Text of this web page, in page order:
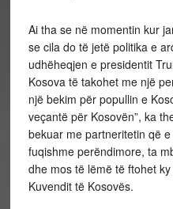
Ai tha se në momentin kur
se cila do të jetë politika e
udhëheqjen e presidentit
Kosova të takohet me një
një bekim për popullin e
veçantë për Kosovën”, ka
bekuar me partneritetin që
fuqishme perëndimore, ta
dhe mos të lëmë të ftohet
Kuvendit të Kosovës.